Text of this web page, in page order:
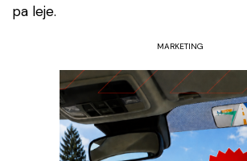
pa leje.
MARKETING